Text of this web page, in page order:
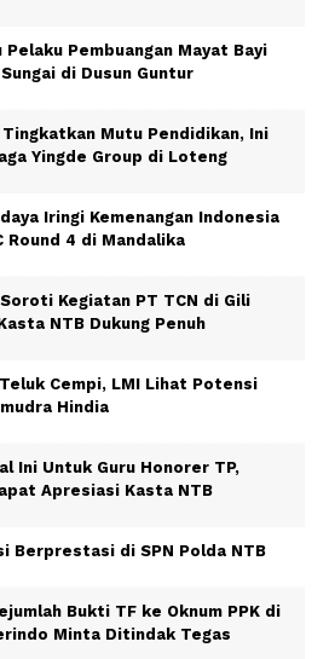
Pelaku Pembuangan Mayat Bayi
di Dusun Guntur
Mutu Pendidikan, Ini
Yingde Group di Loteng
Iringi Kemenangan Indonesia
Round 4 di Mandalika
Soroti Kegiatan PT TCN di Gili
NTB Dukung Penuh
Cempi, LMI Lihat Potensi
Hindia
Ini Untuk Guru Honorer TP,
Apresiasi Kasta NTB
Berprestasi di SPN Polda NTB
Bukti TF ke Oknum PPK di
Minta Ditindak Tegas